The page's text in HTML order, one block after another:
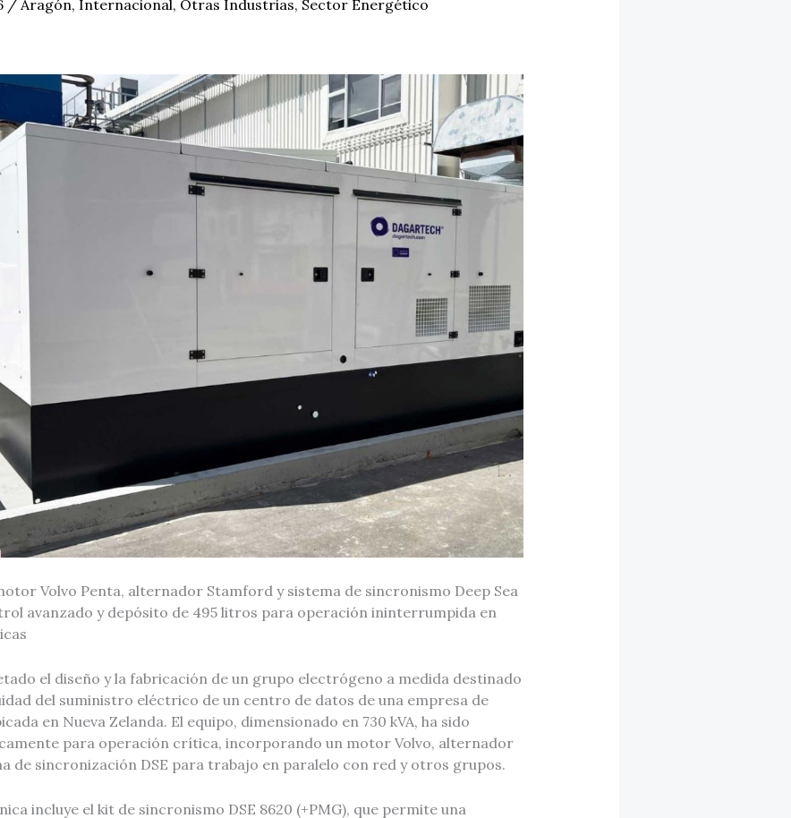
/ Aragón, Internacional, Otras Industrias, Sector Energético
Volvo Penta, alternador Stamford y sistema de sincronismo Deep Sea
avanzado y depósito de 495 litros para operación ininterrumpida en
el diseño y la fabricación de un grupo electrógeno a medida destinado
del suministro eléctrico de un centro de datos de una empresa de
en Nueva Zelanda. El equipo, dimensionado en 730 kVA, ha sido
para operación crítica, incorporando un motor Volvo, alternador
de sincronización DSE para trabajo en paralelo con red y otros grupos.
incluye el kit de sincronismo DSE 8620 (+PMG), que permite una